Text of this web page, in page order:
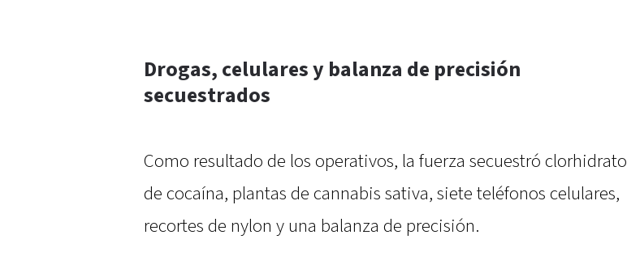
Drogas, celulares y balanza de precisión
secuestrados
Como resultado de los operativos, la fuerza secuestró clorhidrato
de cocaína, plantas de cannabis sativa, siete teléfonos celulares,
recortes de nylon y una balanza de precisión.